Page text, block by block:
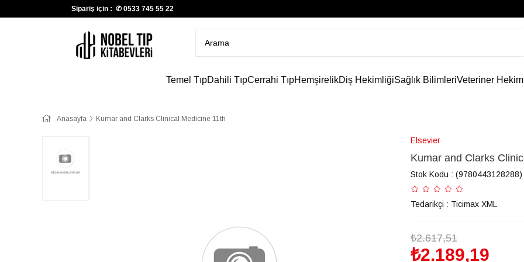
Sipariş için : ✆ 0533 745 55 22
Temel TıpDahili TıpCerrahi TıpHemşirelikDiş HekimliğiSağlık BilimleriVeteriner
Anasayfa Kumar and Clarks Clinical Medicine 11th
Elsevier
Kumar and Clarks
Stok Kodu (9780443128288)
Tedarikçi : Ticimax XML
₺2.617,51
₺2.189,19